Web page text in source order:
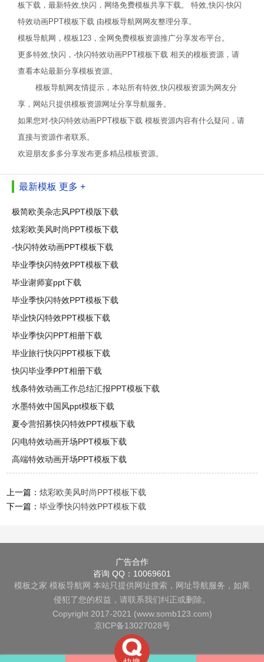
板下载，最新特效,快闪，网络免费模板共享下载。 特效,快闪-快闪
特效动画PPT模板下载 由模板导航网网友整理分享。
模板导航网，模板123，全网免费模板资源推广分享发布平台。
更多特效,快闪，-快闪特效动画PPT模板下载 相关的模板资源，请
查看本站最新分享模板资源。
模板导航网友情提示，本站所有特效,快闪模板资源为网友分
享，网站只提供模板资源网址分享导航服务。
如果您对-快闪特效动画PPT模板下载 模板资源内容有什么疑问，请
直接与资源作者联系。
欢迎朋友多多分享发布更多精品模板资源。
最新模板 更多 +
极简欧美杂志风PPT模版下载
炫彩欧美风时尚PPT模板下载
-快闪特效动画PPT模板下载
毕业季快闪特效PPT模板下载
毕业谢师宴ppt下载
毕业季快闪特效PPT模板下载
毕业快闪特效PPT模板下载
毕业季快闪PPT相册下载
毕业旅行快闪PPT模板下载
快闪毕业季PPT相册下载
线条特效动画工作总结汇报PPT模板下载
水墨特效中国风ppt模板下载
夏令营招募快闪特效PPT模板下载
闪电特效动画开场PPT模板下载
高端特效动画开场PPT模板下载
上一篇：炫彩欧美风时尚PPT模板下载
下一篇：毕业季快闪特效PPT模板下载
广告合作
咨询 QQ：10069601
模板之家 模板导航网 本站只提供网址搜索，网址导航服务，如果
侵犯了您的权益，请联系我们纠正或删除。
Copyright 2017-2021 (www.somb123.com)
京ICP备13027028号